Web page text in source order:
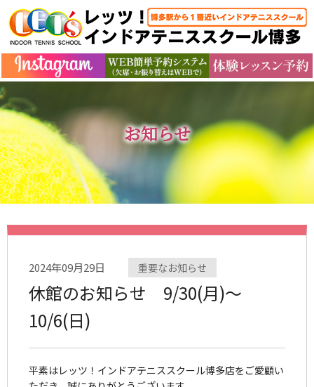
お知らせ
2024年09月29日 重要なお知らせ
休館のお知らせ 9/30(月)～
10/6(日)
平素はレッツ！インドアテニススクール博多店をご愛顧い